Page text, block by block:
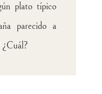
plato típico
parecido a
¿Cuál?